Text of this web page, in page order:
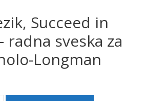
Succeed in
radna sveska za
Longman